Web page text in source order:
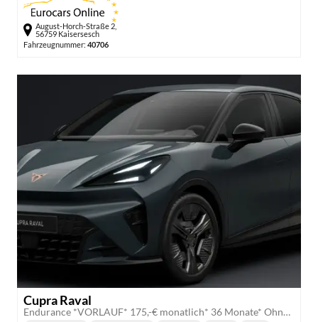
August-Horch-Straße 2,
56759 Kaisersesch
Fahrzeugnummer: 40706
Cupra Raval
Endurance *VORLAUF* 175,-€ monatlich* 36 Monate* Ohne Kilometerbegrenzung*